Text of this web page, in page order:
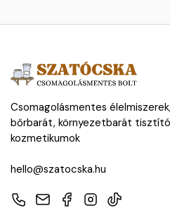
Csomagolásmentes
bőrbarát, környezetbarát
kozmetikumok
hello@szatocska.hu
TelefonE-mailFacebook
Instagram
TikTok